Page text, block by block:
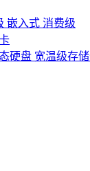
嵌入式 消费级
硬盘 宽温级存